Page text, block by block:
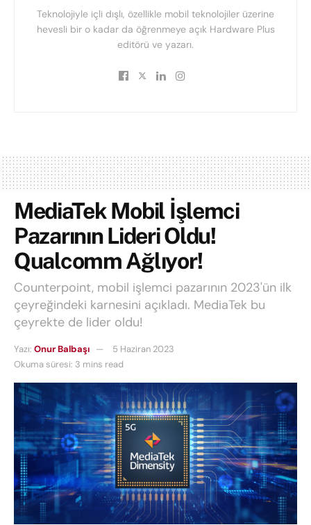
Teknolojiyle içli dışlı, özellikle mobil teknolojiler üzerine
hevesli bir o kadar da öğrenmeye açık Hardware Plus
editörü ve yazarı.
MediaTek Mobil İşlemci
Pazarının Lideri Oldu!
Qualcomm Ağlıyor!
Counterpoint, mobil işlemci pazarının 2023'ün ilk
çeyreğindeki karnesini açıkladı. MediaTek bu
çeyrekte de lider oldu!
Yazı: Onur Balbaşı
5 Haziran 2023
Okuma süresi: 3 mins read